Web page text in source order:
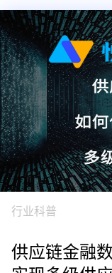
行业科普
供应链金融